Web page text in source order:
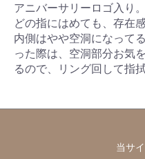
アニバーサリーロゴ入り。
どの指にはめても、存在
内側はやや空洞になって
った際は、空洞部分お気
るので、リング回して指
当サ